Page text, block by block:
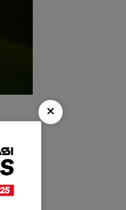
×